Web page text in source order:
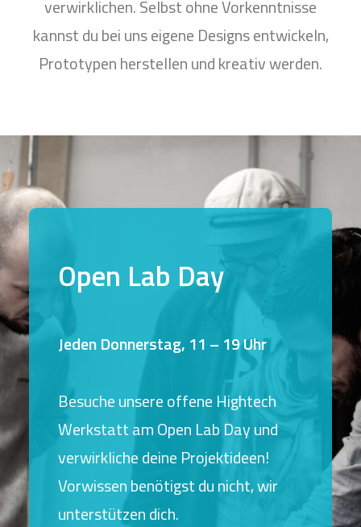
verwirklichen. Selbst ohne Vorkenntnisse
kannst du bei uns eigene Designs entwickeln,
Prototypen herstellen und kreativ werden.
Open Lab Day
Jeden Donnerstag, 11 – 19 Uhr
Besuche unsere offene Hightech
Werkstatt am Open Lab Day und
verwirkliche deine Projektideen!
Vorwissen benötigst du nicht, wir
unterstützen dich.